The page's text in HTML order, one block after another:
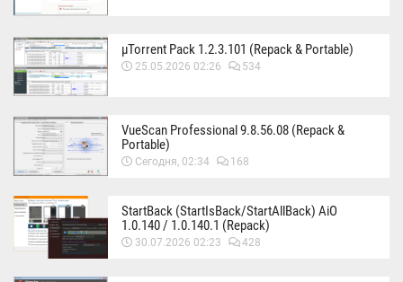
µTorrent Pack 1.2.3.101 (Repack & Portable)
25.05.2026 02:26 534
VueScan Professional 9.8.56.08 (Repack &
Portable)
Сегодня, 02:34 168
StartBack (StartIsBack/StartAllBack) AiO
1.0.140 / 1.0.140.1 (Repack)
30.07.2026 02:23 428